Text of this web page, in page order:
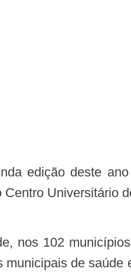
Universitário
de saúde